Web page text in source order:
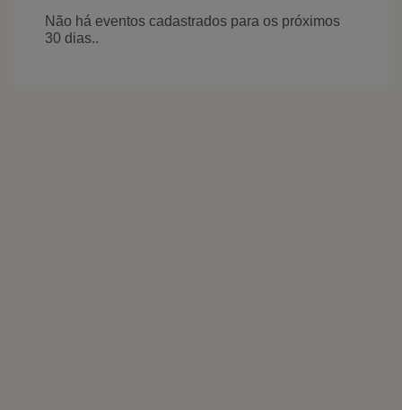
Não há eventos cadastrados para os próximos
30 dias..